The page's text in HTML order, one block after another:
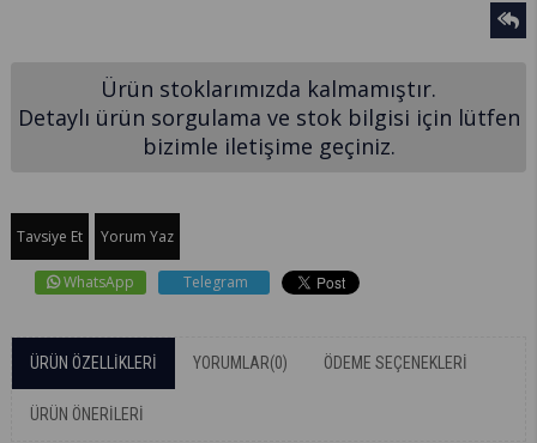
Ürün stoklarımızda kalmamıştır.
Detaylı ürün sorgulama ve stok bilgisi için lütfen
bizimle iletişime geçiniz.
Tavsiye Et Yorum Yaz
WhatsApp Telegram
ÜRÜN ÖZELLIKLERI YORUMLAR(0) ÖDEME SEÇENEKLERI
ÜRÜN ÖNERILERI